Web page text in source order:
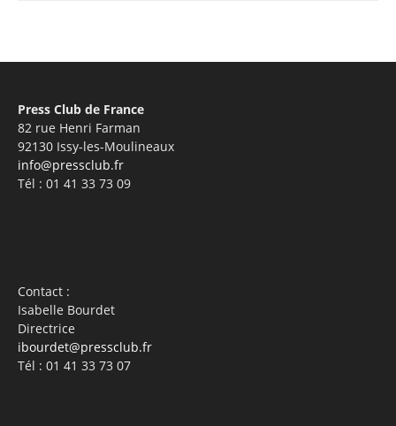
Press Club de France
82 rue Henri Farman
92130 Issy-les-Moulineaux
info@pressclub.fr
Tél : 01 41 33 73 09
Contact :
Isabelle Bourdet
Directrice
ibourdet@pressclub.fr
Tél : 01 41 33 73 07